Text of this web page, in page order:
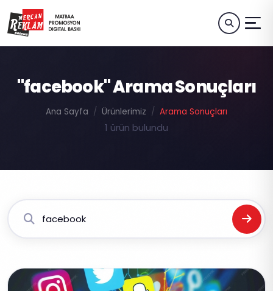
"facebook" Arama Sonuçları
Ana Sayfa Ürünlerimiz Arama Sonuçları
1 ürün bulundu